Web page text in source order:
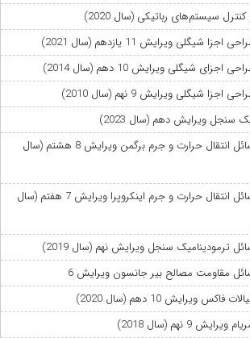
سیستم‌های رباتیکی (سال 2020)
ویرایش 11 یازدهم (سال 2021)
شیگلی ویرایش 10 دهم (سال 2014)
شیگلی ویرایش 9 نهم (سال 2010)
سنجل ویرایش دهم (سال 2023)
دانلود کتاب و حل المسائل انتقال حرارت و جرم برگمن ویرایش 8 هشتم (سال
دانلود کتاب و حل المسائل انتقال حرارت و جرم اینکروپرا ویرایش 7 هفتم (سال
ترمودینامیک سنجل ویرایش نهم (سال 2019)
مقاومت مصالح بیر جانسون ویرایش 6
ویرایش 10 دهم (سال 2020)
9 نهم (سال 2018)